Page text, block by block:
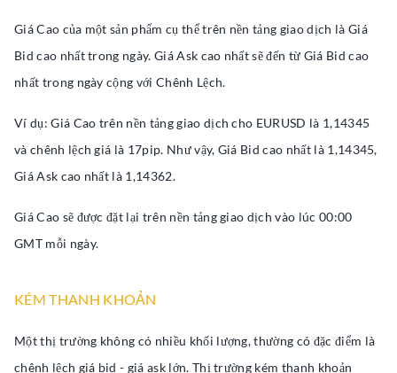
Giá Cao của một sản phẩm cụ thể trên nền tảng giao dịch là Giá
Bid cao nhất trong ngày. Giá Ask cao nhất sẽ đến từ Giá Bid cao
nhất trong ngày cộng với Chênh Lệch.
Ví dụ: Giá Cao trên nền tảng giao dịch cho EURUSD là 1,14345
và chênh lệch giá là 17pip. Như vậy, Giá Bid cao nhất là 1,14345,
Giá Ask cao nhất là 1,14362.
Giá Cao sẽ được đặt lại trên nền tảng giao dịch vào lúc 00:00
GMT mỗi ngày.
KÉM THANH KHOẢN
Một thị trường không có nhiều khối lượng, thường có đặc điểm là
chênh lệch giá bid - giá ask lớn. Thị trường kém thanh khoản